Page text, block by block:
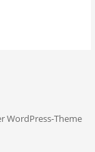
WordPress-Theme